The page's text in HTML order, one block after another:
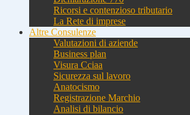
Ricorsi e contenzioso tributario
La Rete di imprese
Altre Consulenze
Valutazioni di aziende
Business plan
Visura Cciaa
Sicurezza sul lavoro
Anatocismo
Registrazione Marchio
Analisi di bilancio